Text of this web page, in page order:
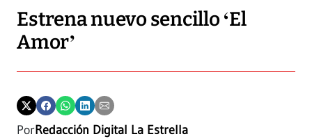
Estrena nuevo sencillo ‘El
Amor’
PorRedacción Digital La Estrella